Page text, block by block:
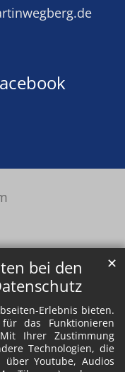
bei den
Erlebnis bieten.
das Funktionieren
Ihrer Zustimmung
Technologien, die
über Youtube, Audios
✕